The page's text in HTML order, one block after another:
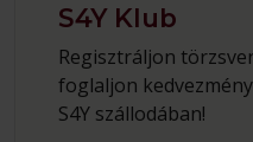
S4Y Klub
Regisztráljon
foglaljon
S4Y szállodában!